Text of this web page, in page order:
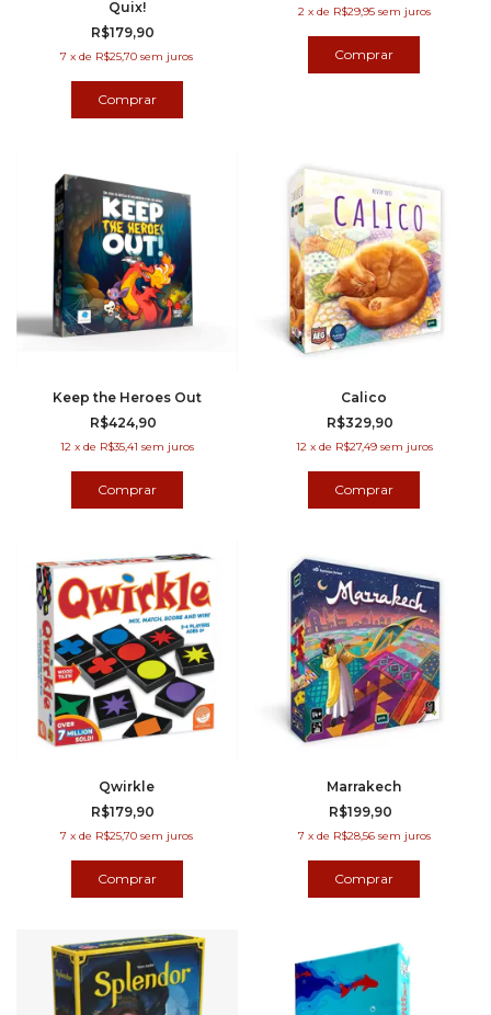
Quix!
R$179,90
7 xde R$25,70 sem juros
2 x de R$29,95 sem juros
Keep the Heroes Out
R$424,90
12 x de R$35,41 sem juros
Calico
R$329,90
12 x de R$27,49 sem juros
Qwirkle
R$179,90
7 xde R$25,70 sem juros
Marrakech
R$199,90
7 x de R$28,56 sem juros